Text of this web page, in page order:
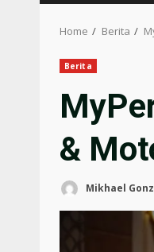
Home Berita
Berita
&
Mikhael